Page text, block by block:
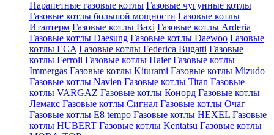
Парапетные газовые котлы Газовые чугунные котлы
Газовые котлы большой мощности Газовые котлы
Италтерм Газовые котлы Baxi Газовые котлы Arderia
Газовые котлы Daesung Газовые котлы Daewoo Газовые
котлы ECA Газовые котлы Federica Bugatti Газовые
котлы Ferroli Газовые котлы Haier Газовые котлы
Immergas Газовые котлы Kiturami Газовые котлы Mizudo
Газовые котлы Navien Газовые котлы Titan Газовые
котлы VARGAZ Газовые котлы Конорд Газовые котлы
Лемакс Газовые котлы Сигнал Газовые котлы Очаг
Газовые котлы E8 tempo Газовые котлы HEXEL Газовые
котлы HUBERT Газовые котлы Kentatsu Газовые котлы